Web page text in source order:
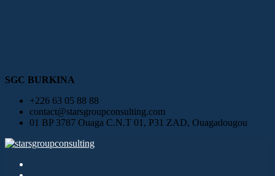
SGC BURKINA
+226 63 05 88 88
contact@starsgroupconsulting.com
01 BP 3787 Ouaga C.N.T 01, P31 ZAD, Ouagadougou